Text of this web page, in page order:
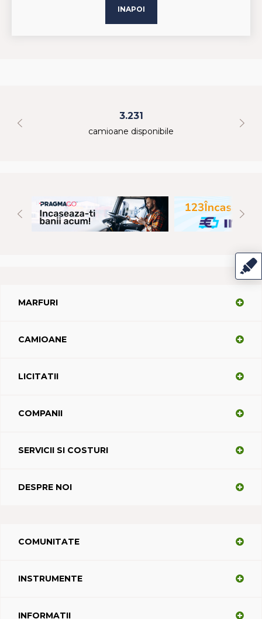
INAPOI
3.231
camioane disponibile
MARFURI
CAMIOANE
LICITATII
COMPANII
SERVICII SI COSTURI
DESPRE NOI
COMUNITATE
INSTRUMENTE
INFORMATII